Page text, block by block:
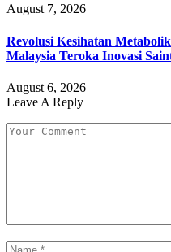
August 7, 2026
Revolusi Kesihatan
Malaysia Teroka Inovasi
August 6, 2026
Leave A Reply